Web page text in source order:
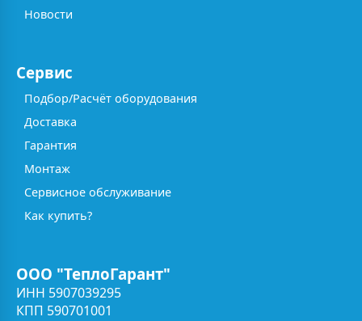
Новости
Сервис
Подбор/Расчёт оборудования
Доставка
Гарантия
Монтаж
Сервисное обслуживание
Как купить?
ООО "ТеплоГарант"
ИНН 5907039295
КПП 590701001